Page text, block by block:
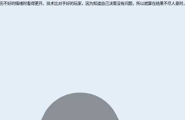
好的情绪时看得更开。技术比对手好的玩家，因为知道自己决策没有问题，所以就算在结果不尽人